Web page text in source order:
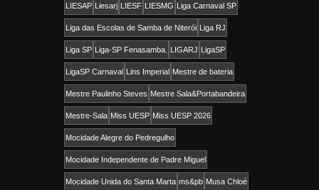
LIESAP Liesarj LIESF LIESMG Liga Carnaval SP
Liga das Escolas de Samba de Niterói Liga RJ
Liga SP Liga-SP Fenasamba. LIGARJ LigaSP
LigaSP Carnaval Lins Imperial Mestre de bateria
Mestre Paulinho Steves Mestre Sala&Portabandeira
Mestre-Sala Miss UESP Miss UESP 2026
Mocidade Alegre do Pedregulho
Mocidade Independente de Padre Miguel
Mocidade Unida do Santa Marta ms&pb Musa Chloé